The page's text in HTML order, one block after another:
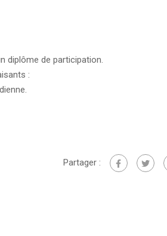
diplôme de participation.
:
Partager :